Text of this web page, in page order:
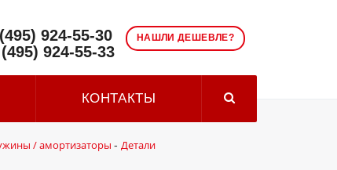
НАШЛИ ДЕШЕВЛЕ?
924-55-30
924-55-33
КОНТАКТЫ
/ амортизаторы - Детали